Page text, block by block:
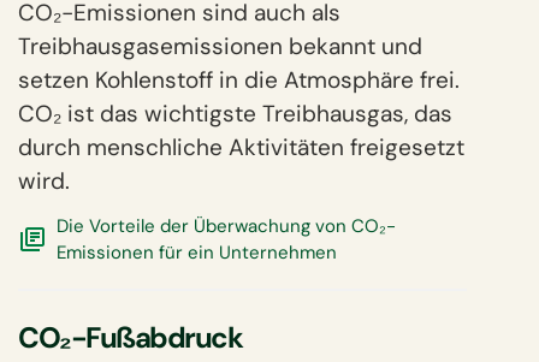
CO₂-Emissionen sind auch als
Treibhausgasemissionen bekannt und
setzen Kohlenstoff in die Atmosphäre frei.
CO₂ ist das wichtigste Treibhausgas, das
durch menschliche Aktivitäten freigesetzt
wird.
Die Vorteile der Überwachung von CO₂-
Emissionen für ein Unternehmen
CO₂-Fußabdruck